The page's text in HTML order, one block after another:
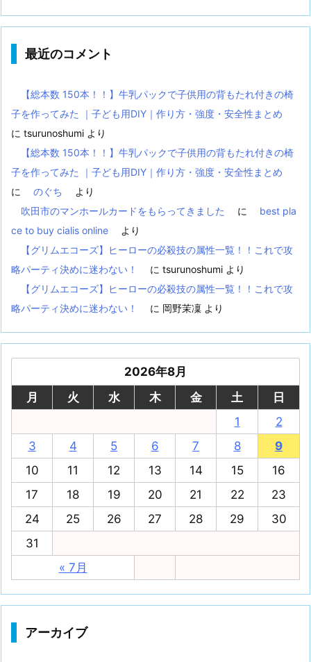
最近のコメント
【総本数 150本！！】牛乳パックで子供用の背もたれ付きの椅
子を作ってみた ｜子ども用DIY｜作り方・強度・安全性まとめ
に tsurunoshumi より
【総本数 150本！！】牛乳パックで子供用の背もたれ付きの椅
子を作ってみた ｜子ども用DIY｜作り方・強度・安全性まとめ
に
のぐち
より
吹田市のマンホールカードをもらってきました
に
best pla
ce to buy cialis online
より
【グリムエコーズ】ヒーローの必殺技の属性一覧！！これで攻
略パーティ決めに迷わない！
に tsurunoshumi より
【グリムエコーズ】ヒーローの必殺技の属性一覧！！これで攻
略パーティ決めに迷わない！
に 岡野茉凜 より
2026年8月
月
火 水 木 金 土 日
« 7月
1
2
3
4 5 6 7 8
9
10
11 12 13 14 15
16
17
18 19 20 21 22
23
24
25 26 27 28 29
30
31
アーカイブ